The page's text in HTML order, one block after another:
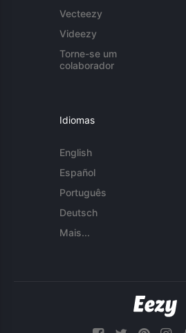
Vecteezy
Videezy
Torne-se um
colaborador
Idiomas
English
Español
Português
Deutsch
Mais...